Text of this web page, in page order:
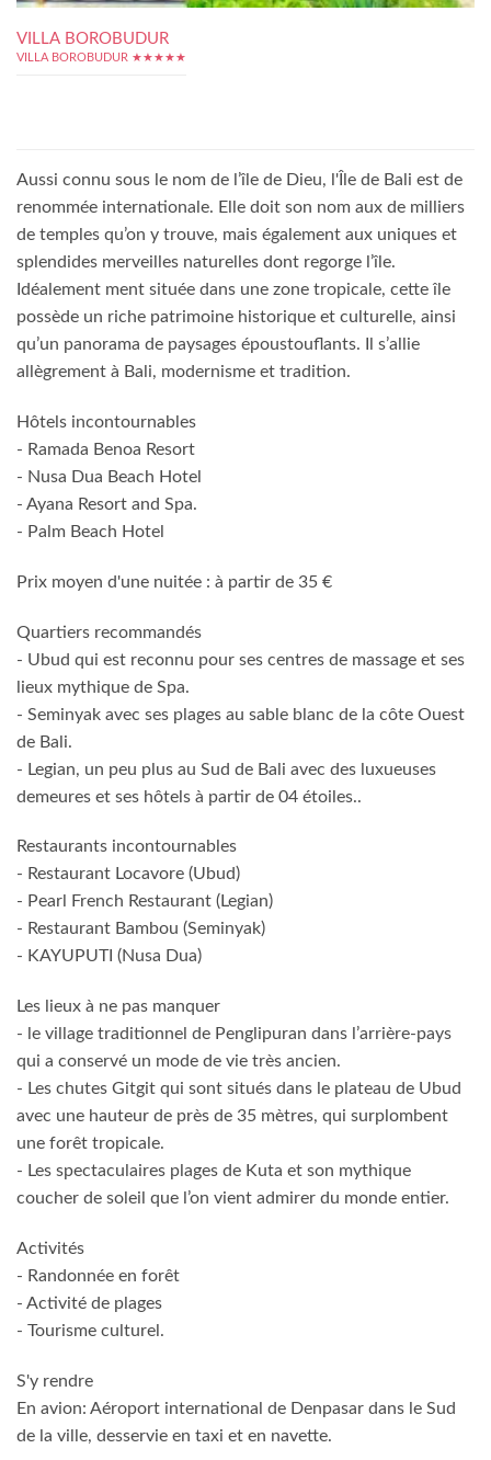
VILLA BOROBUDUR
VILLA BOROBUDUR ★★★★★
Aussi connu sous le nom de l’île de Dieu, l'Île de Bali est de
renommée internationale. Elle doit son nom aux de milliers
de temples qu’on y trouve, mais également aux uniques et
splendides merveilles naturelles dont regorge l’île.
Idéalement ment située dans une zone tropicale, cette île
possède un riche patrimoine historique et culturelle, ainsi
qu’un panorama de paysages époustouflants. Il s’allie
allègrement à Bali, modernisme et tradition.
Hôtels incontournables
- Ramada Benoa Resort
- Nusa Dua Beach Hotel
- Ayana Resort and Spa.
- Palm Beach Hotel
Prix moyen d'une nuitée : à partir de 35 €
Quartiers recommandés
- Ubud qui est reconnu pour ses centres de massage et ses
lieux mythique de Spa.
- Seminyak avec ses plages au sable blanc de la côte Ouest
de Bali.
- Legian, un peu plus au Sud de Bali avec des luxueuses
demeures et ses hôtels à partir de 04 étoiles..
Restaurants incontournables
- Restaurant Locavore (Ubud)
- Pearl French Restaurant (Legian)
- Restaurant Bambou (Seminyak)
- KAYUPUTI (Nusa Dua)
Les lieux à ne pas manquer
- le village traditionnel de Penglipuran dans l’arrière-pays
qui a conservé un mode de vie très ancien.
- Les chutes Gitgit qui sont situés dans le plateau de Ubud
avec une hauteur de près de 35 mètres, qui surplombent
une forêt tropicale.
- Les spectaculaires plages de Kuta et son mythique
coucher de soleil que l’on vient admirer du monde entier.
Activités
- Randonnée en forêt
- Activité de plages
- Tourisme culturel.
S'y rendre
En avion: Aéroport international de Denpasar dans le Sud
de la ville, desservie en taxi et en navette.